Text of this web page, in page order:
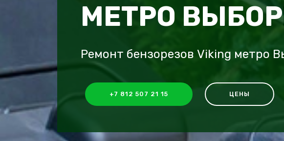
МЕТРО
Ремонт бензорезов Viking метро
+7 812 507 21 15 ЦЕНЫ